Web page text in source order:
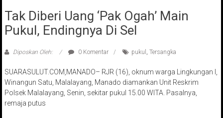
Tak Diberi Uang ‘Pak Ogah’ Main
Pukul, Endingnya Di Sel
Diposkan Oleh: 0 Komentar pukul , Tersangka
SUARASULUT.COM,MANADO– RJR (16), oknum warga Lingkungan I,
Winangun Satu, Malalayang, Manado diamankan Unit Reskrim
Polsek Malalayang, Senin, sekitar pukul 15.00 WITA. Pasalnya,
remaja putus